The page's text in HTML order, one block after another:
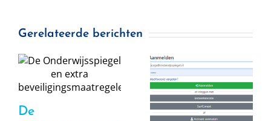
Gerelateerde berichten
De